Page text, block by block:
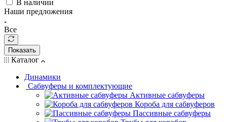
В наличии
Наши предложения
Все
Показать
Каталог
Динамики
Сабвуферы и комплектующие
Активные сабвуферы
Короба для сабвуферов
Пассивные сабвуферы